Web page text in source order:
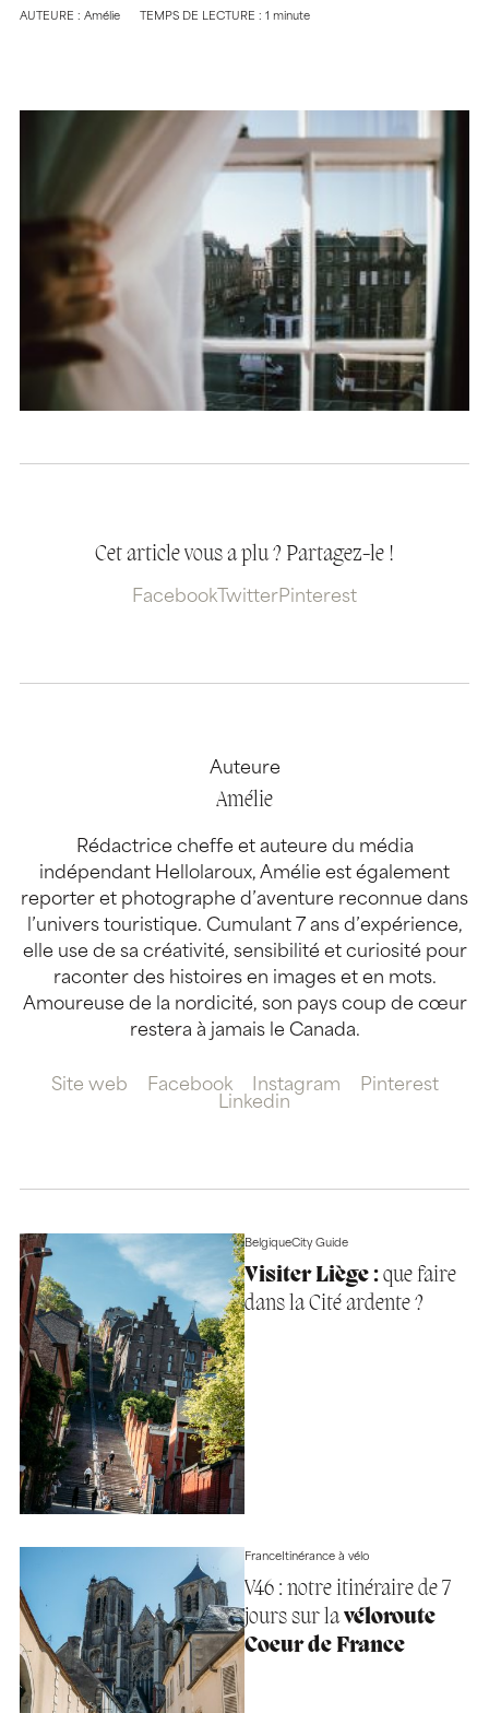
AUTEURE : Amélie TEMPS DE LECTURE : 1 minute
Cet article vous a plu ? Partagez-le !
Facebook TwitterPinterest
Auteure
Amélie
Rédactrice cheffe et auteure du média
indépendant Hellolaroux, Amélie est également
reporter et photographe d’aventure reconnue dans
l’univers touristique. Cumulant 7 ans d’expérience,
elle use de sa créativité, sensibilité et curiosité pour
raconter des histoires en images et en mots.
Amoureuse de la nordicité, son pays coup de cœur
restera à jamais le Canada.
Site web Facebook Instagram
Pinterest
Linkedin
BelgiqueCity Guide
Visiter Liège :que faire
dans la Cité ardente ?
FranceItinérance à vélo
V46 : notre itinéraire de 7
jours sur lavéloroute
Coeur de France